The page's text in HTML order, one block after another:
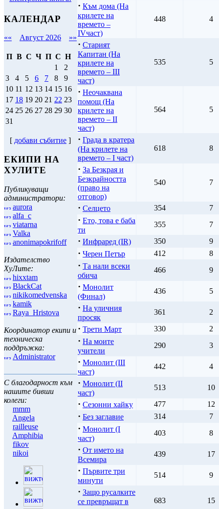
КАЛЕНДАР
«« Август 2026 »»
П В С Ч П С Н
1
2
3
4 5 6 7 8
9
10 11 12 13 14 15 16
17 18 19 20 21 22 23
24 25 26 27 28 29 30
31
[ добави събитие ]
ЕКИПИ НА
ХУЛИТЕ
Публикуващи
администратори:
aurora
alfa_c
viatarna
Valka
anonimapokrifoff
Издателство
ХуЛите:
hixxtam
BlackCat
nikikomedvenska
kamik
Raya_Hristova
Координатор екипи и
техническа
поддръжка:
Administrator
С благодарност към
нашите бивши
колеги:
mmm
Angela
railleuse
Amphibia
fikov
nikoi
· Към дома (На
крилете на
времето –
ІVчаст)
448 4
· Старият
Капитан (На
крилете на
времето – ІIІ
част)
535 5
· Неочаквана
помощ (На
крилете на
времето – ІI
част)
564 5
· Града в кратера
(На крилете на
времето – І част)
618 8
· За Безкрая и
Безкрайността
(право на
отговор)
540 7
· Селцето 354 7
· Ето, това е баба
ти
355 7
· Инфраред (IR) 350 9
· Черен Петър 412 8
· Та нали всеки
обича
466 9
· Монолит
(Финал)
436 5
· На уличния
просяк
361 2
· Трети Март 330 2
· На моите
учители
290 3
· Монолит (ІІI
част)
442 4
· Монолит (ІІ
част)
513 10
· Сезонни хайку 477 12
· Без заглавие 314 7
· Монолит (І
част)
403 8
· От името на
Всемира
439 17
· Първите три
минути
514 9
· Защо русалките
се превръщат в
683 15